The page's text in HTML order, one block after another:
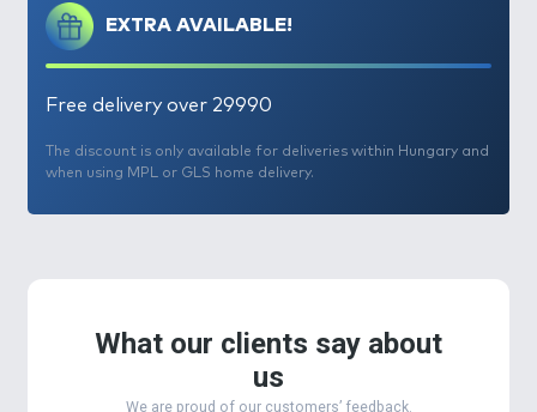
amelyből nekünk „csak” ki kellett választani a
várható legjobbakat.
sorozatai, majd végül ez a 6 változat maradt:
- Tutti Frutti (citromsárga + pink)
- Kiwi (citromsárga + zöld)
Nagyon fontos, hogy mindegyikben megtalálható
alapszínként a citromsárga, amely mellé került egy
általunk fogósnak vélt szín. Az is folyamatos vita
EXTRA AVAILABLE!
Free delivery over 29990
The discount is only available for deliveries within Hungary and
when using MPL or GLS home delivery.